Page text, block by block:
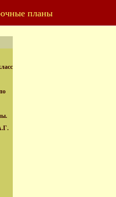
планы